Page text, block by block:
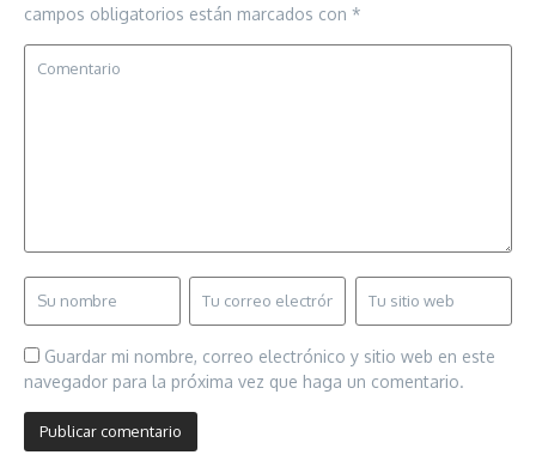
campos obligatorios están marcados con *
Guardar mi nombre, correo electrónico y sitio web en este
navegador para la próxima vez que haga un comentario.